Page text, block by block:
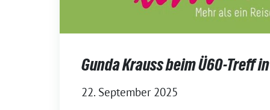
Gunda Krauss beim Ü60-Treff
22. September 2025